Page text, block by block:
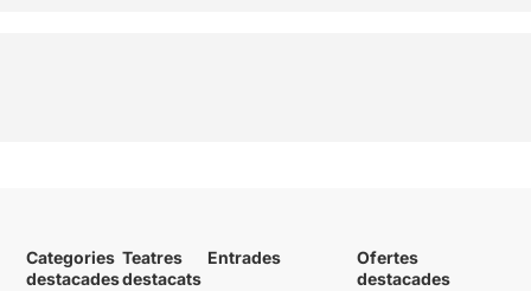
Categories
destacades
Teatres
destacats
Entrades
Ofertes
destacades